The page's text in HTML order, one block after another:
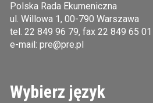
Polska Rada Ekumeniczna
ul. Willowa 1, 00-790 Warszawa
tel. 22 849 96 79, fax 22 849 65 01
e-mail: pre@pre.pl
Wybierz język